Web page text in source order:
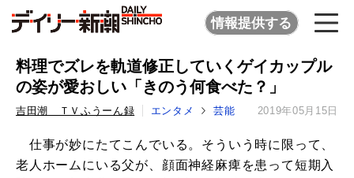
情報提供する
料理でズレを軌道修正していくゲイカップル
の姿が愛おしい「きのう何食べた？」
吉田潮 ＴＶふうーん録 エンタメ 芸能 2019年05月15日
仕事が妙にたてこんでいる。そういう時に限って、
老人ホームにいる父が、顔面神経麻痺を患って短期入